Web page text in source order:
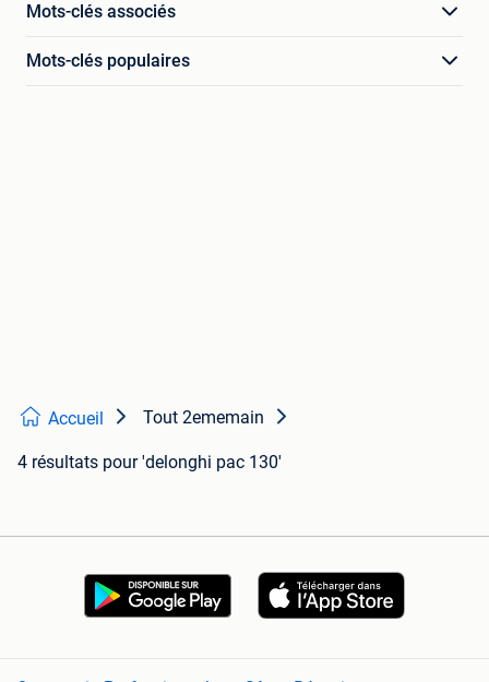
Mots-clés associés
Mots-clés populaires
Accueil Tout 2ememain
4 résultats pour 'delonghi pac 130'